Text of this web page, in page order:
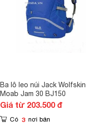
Ba lô leo núi Jack Wolfskin
Moab Jam 30 BJ150
Giá từ 203.500 đ
Có 3 nơi bán